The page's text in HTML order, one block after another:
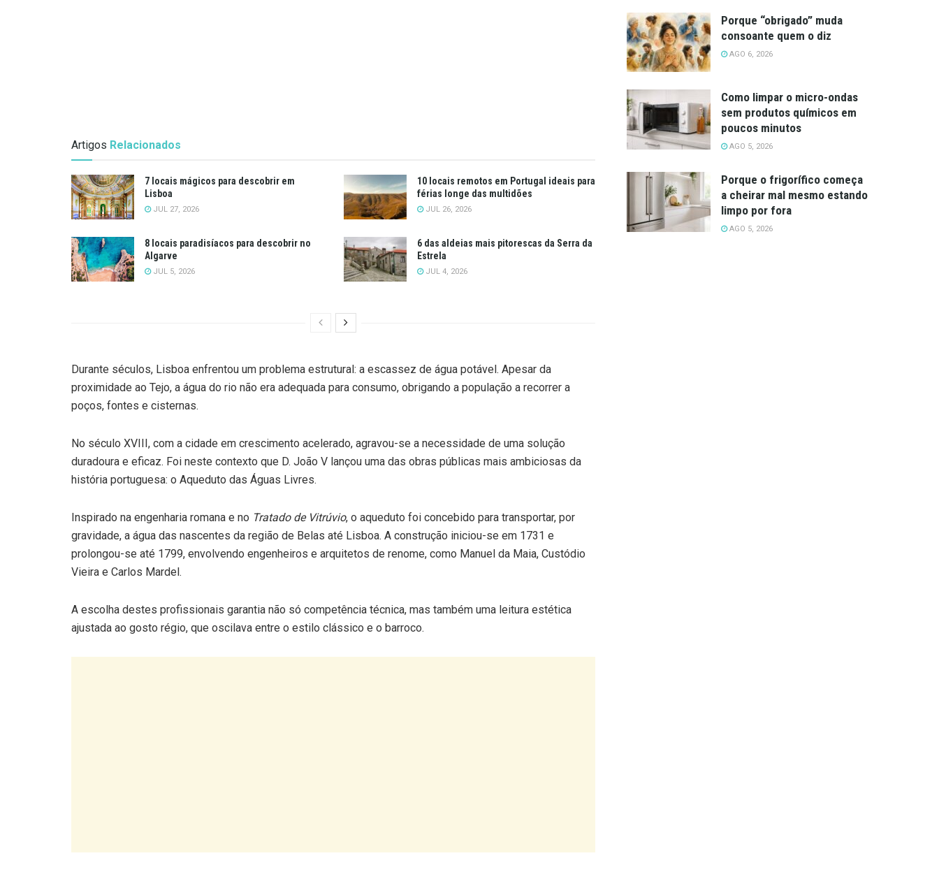
Artigos Relacionados
7 locais mágicos para descobrir em
Lisboa
JUL 27, 2026
10 locais remotos em Portugal ideais para
férias longe das multidões
JUL 26, 2026
8 locais paradisíacos para descobrir no
Algarve
JUL 5, 2026
6 das aldeias mais pitorescas da Serra da
Estrela
JUL 4, 2026
Durante séculos, Lisboa enfrentou um problema estrutural: a escassez de água potável. Apesar da
proximidade ao Tejo, a água do rio não era adequada para consumo, obrigando a população a recorrer a
poços, fontes e cisternas.
No século XVIII, com a cidade em crescimento acelerado, agravou-se a necessidade de uma solução
duradoura e eficaz. Foi neste contexto que D. João V lançou uma das obras públicas mais ambiciosas da
história portuguesa: o Aqueduto das Águas Livres.
Inspirado na engenharia romana e no Tratado de Vitrúvio, o aqueduto foi concebido para transportar, por
gravidade, a água das nascentes da região de Belas até Lisboa. A construção iniciou-se em 1731 e
prolongou-se até 1799, envolvendo engenheiros e arquitetos de renome, como Manuel da Maia, Custódio
Vieira e Carlos Mardel.
A escolha destes profissionais garantia não só competência técnica, mas também uma leitura estética
ajustada ao gosto régio, que oscilava entre o estilo clássico e o barroco.
Porque “obrigado” muda
consoante quem o diz
AGO 6, 2026
Como limpar o micro-ondas
sem produtos químicos em
poucos minutos
AGO 5, 2026
Porque o frigorífico começa
a cheirar mal mesmo estando
limpo por fora
AGO 5, 2026